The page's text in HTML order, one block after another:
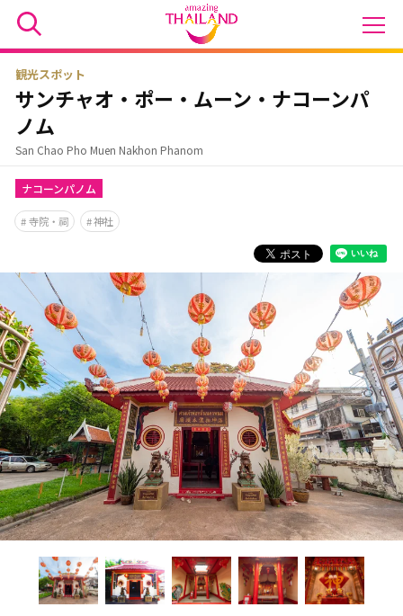
観光スポット
サンチャオ・ポー・ムーン・ナコーンパ
ノム
San Chao Pho Muen Nakhon Phanom
ナコーンパノム
寺院・祠 神社